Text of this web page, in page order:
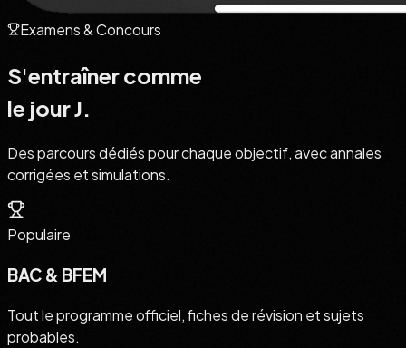
Examens & Concours
S'entraîner comme
le jour J.
Des parcours dédiés pour chaque objectif, avec annales
corrigées et simulations.
Populaire
BAC & BFEM
Tout le programme officiel, fiches de révision et sujets
probables.